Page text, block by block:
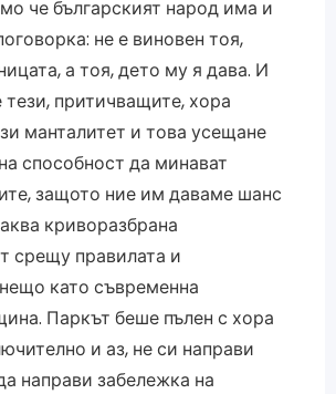
че българският народ има и
не е виновен тоя,
а тоя, дето му я дава. И
притичващите, хора
манталитет и това усещане
способност да минават
защото ние им даваме шанс
криворазбрана
срещу правилата и
като съвременна
Паркът беше пълен с хора
и аз, не си направи
направи забележка на